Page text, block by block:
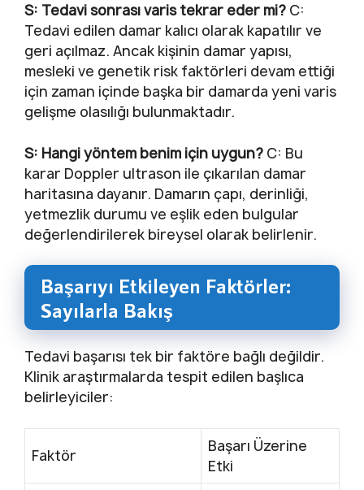
S: Tedavi sonrası varis tekrar eder mi? C:
Tedavi edilen damar kalıcı olarak kapatılır ve
geri açılmaz. Ancak kişinin damar yapısı,
mesleki ve genetik risk faktörleri devam ettiği
için zaman içinde başka bir damarda yeni varis
gelişme olasılığı bulunmaktadır.
S: Hangi yöntem benim için uygun? C: Bu
karar Doppler ultrason ile çıkarılan damar
haritasına dayanır. Damarın çapı, derinliği,
yetmezlik durumu ve eşlik eden bulgular
değerlendirilerek bireysel olarak belirlenir.
Başarıyı Etkileyen Faktörler:
Sayılarla Bakış
Tedavi başarısı tek bir faktöre bağlı değildir.
Klinik araştırmalarda tespit edilen başlıca
belirleyiciler:
Faktör
Başarı Üzerine
Etki